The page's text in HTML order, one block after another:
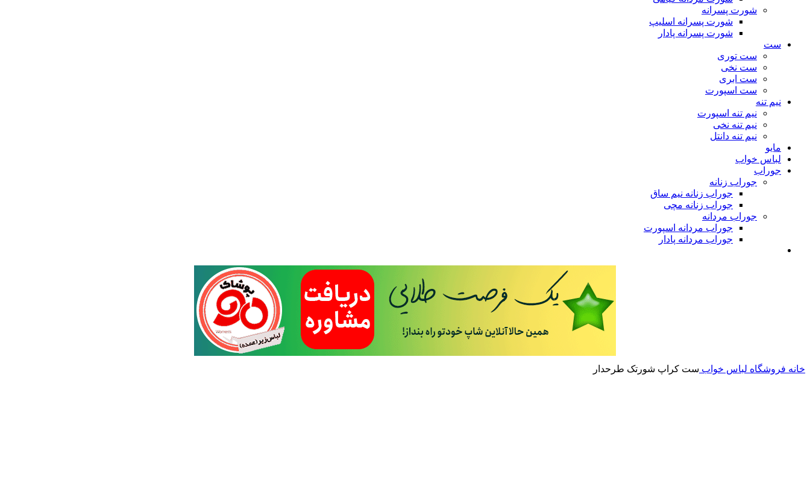
شورت پسرانه
شورت پسرانه اسلیپ
شورت پسرانه پادار
ست
ست توری
ست نخی
ست ابری
ست اسپورت
نیم تنه
نیم تنه اسپورت
نیم تنه نخی
نیم تنه دانتل
مایو
لباس خواب
جوراب
جوراب زنانه
جوراب زنانه نیم ساق
جوراب زنانه مچی
جوراب مردانه
جوراب مردانه اسپورت
جوراب مردانه پادار
خانه فروشگاه لباس خواب ست کراپ شورتک طرحدار